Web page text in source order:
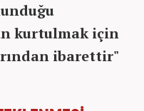
kurtulmak için
ibarettir"